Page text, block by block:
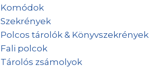
Komódok
Szekrények
Polcos tárolók & Könyvszekrények
Fali polcok
Tárolós zsámolyok